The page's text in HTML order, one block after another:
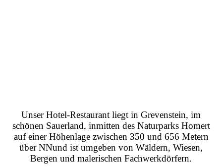
Unser Hotel-Restaurant liegt in Grevenstein, im
schönen Sauerland, inmitten des Naturparks Homert
auf einer Höhenlage zwischen 350 und 656 Metern
über NNund ist umgeben von Wäldern, Wiesen,
Bergen und malerischen Fachwerkdörfern.